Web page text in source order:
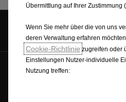
Opel auf
Übermittlung auf Ihrer Zustimmung
Wenn Sie mehr über die von uns
deren Verwaltung erfahren
Cookie-Richtlinie zugreifen oder
Einstellungen Nutzer-individuelle
Nutzung treffen: